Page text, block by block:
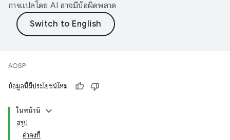
การแปลโดย AI อาจมีข้อผิดพลาด
AOSP
ข้อมูลนี้มีประโยชน์ไหม
ในหน้านี้
สรุป
ค่าคงที่